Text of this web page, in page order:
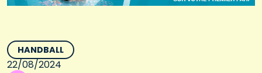
HANDBALL
22/08/2024